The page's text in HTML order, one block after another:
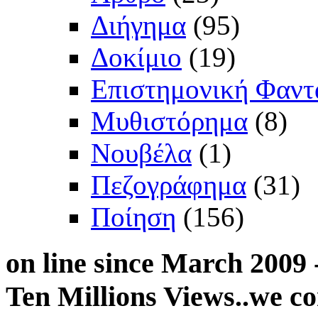
Διήγημα (95)
Δοκίμιο (19)
Επιστημονική
Μυθιστόρημα (8)
Νουβέλα (1)
Πεζογράφημα (31)
Ποίηση (156)
on line since March 2009
Ten Millions Views..we